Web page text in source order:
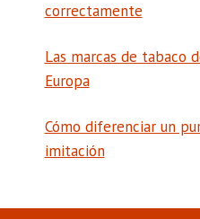
correctamente
Las marcas de tabaco
Europa
Cómo diferenciar un
imitación